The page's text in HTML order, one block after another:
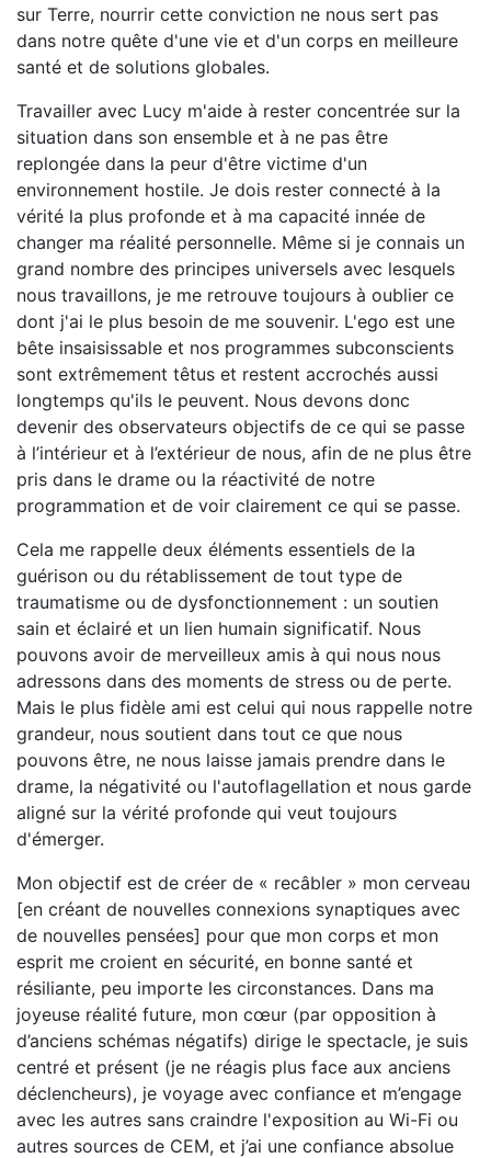
sur Terre, nourrir cette conviction ne nous sert pas
dans notre quête d'une vie et d'un corps en meilleure
santé et de solutions globales.
Travailler avec Lucy m'aide à rester concentrée sur la
situation dans son ensemble et à ne pas être
replongée dans la peur d'être victime d'un
environnement hostile. Je dois rester connecté à la
vérité la plus profonde et à ma capacité innée de
changer ma réalité personnelle. Même si je connais un
grand nombre des principes universels avec lesquels
nous travaillons, je me retrouve toujours à oublier ce
dont j'ai le plus besoin de me souvenir. L'ego est une
bête insaisissable et nos programmes subconscients
sont extrêmement têtus et restent accrochés aussi
longtemps qu'ils le peuvent. Nous devons donc
devenir des observateurs objectifs de ce qui se passe
à l’intérieur et à l’extérieur de nous, afin de ne plus être
pris dans le drame ou la réactivité de notre
programmation et de voir clairement ce qui se passe.
Cela me rappelle deux éléments essentiels de la
guérison ou du rétablissement de tout type de
traumatisme ou de dysfonctionnement : un soutien
sain et éclairé et un lien humain significatif. Nous
pouvons avoir de merveilleux amis à qui nous nous
adressons dans des moments de stress ou de perte.
Mais le plus fidèle ami est celui qui nous rappelle notre
grandeur, nous soutient dans tout ce que nous
pouvons être, ne nous laisse jamais prendre dans le
drame, la négativité ou l'autoflagellation et nous garde
aligné sur la vérité profonde qui veut toujours
d'émerger.
Mon objectif est de créer de « recâbler » mon cerveau
[en créant de nouvelles connexions synaptiques avec
de nouvelles pensées] pour que mon corps et mon
esprit me croient en sécurité, en bonne santé et
résiliante, peu importe les circonstances. Dans ma
joyeuse réalité future, mon cœur (par opposition à
d’anciens schémas négatifs) dirige le spectacle, je suis
centré et présent (je ne réagis plus face aux anciens
déclencheurs), je voyage avec confiance et m’engage
avec les autres sans craindre l'exposition au Wi-Fi ou
autres sources de CEM, et j’ai une confiance absolue